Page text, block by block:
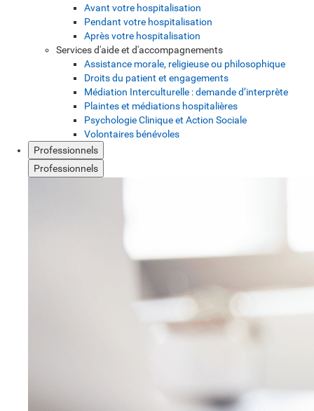
Avant votre hospitalisation
Pendant votre hospitalisation
Après votre hospitalisation
Services d'aide et d'accompagnements
Assistance morale, religieuse ou philosophique
Droits du patient et engagements
Médiation Interculturelle : demande d’interprète
Plaintes et médiations hospitalières
Psychologie Clinique et Action Sociale
Volontaires bénévoles
Professionnels
Professionnels